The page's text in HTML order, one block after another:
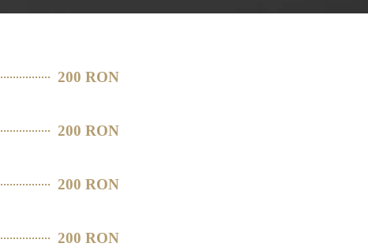
200 RON
200 RON
200 RON
200 RON